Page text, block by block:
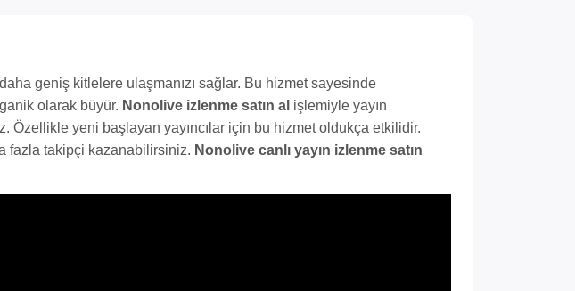
daha geniş kitlelere ulaşmanızı sağlar. Bu hizmet sayesinde
olarak büyür. Nonolive izlenme satın al işlemiyle yayın
Özellikle yeni başlayan yayıncılar için bu hizmet oldukça etkilidir.
fazla takipçi kazanabilirsiniz. Nonolive canlı yayın izlenme satın